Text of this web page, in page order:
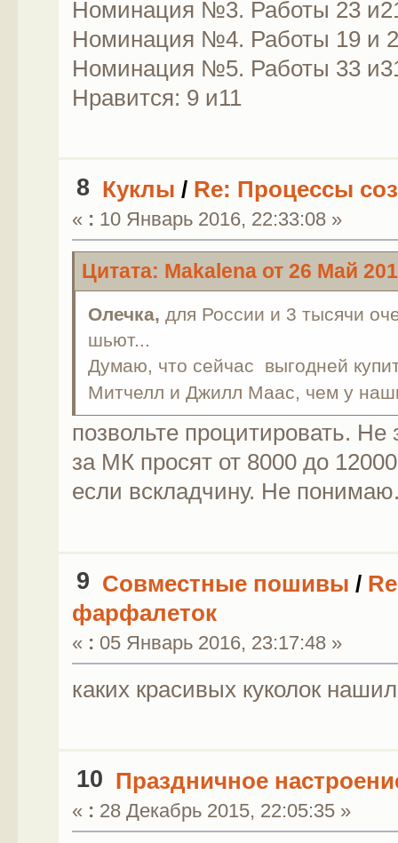
Номинация №3. Работы 23
Номинация №4. Работы 19 и
Номинация №5. Работы 33
Нравится: 9 и11
8 Куклы / Re: Процессы
« : 10 Январь 2016, 22:33:08 »
Цитата: Makalena от 26 Май
Олечка, для России и 3 тысячи
шьют...
Думаю, что сейчас выгодней
Митчелл и Джилл Маас, чем у
позвольте процитировать.
за МК просят от 8000 до
если вскладчину. Не
9 Совместные пошивы /
фарфалеток
« : 05 Январь 2016, 23:17:48 »
каких красивых куколок
10 Праздничное
« : 28 Декабрь 2015, 22:05:35 »